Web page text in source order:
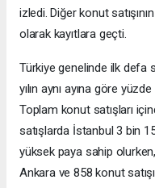
izledi. Diğer konut
olarak kayıtlara geçti.
Türkiye genelinde ilk defa
yılın aynı ayına göre
Toplam konut satışları
satışlarda İstanbul 3 bin
yüksek paya sahip
Ankara ve 858 konut